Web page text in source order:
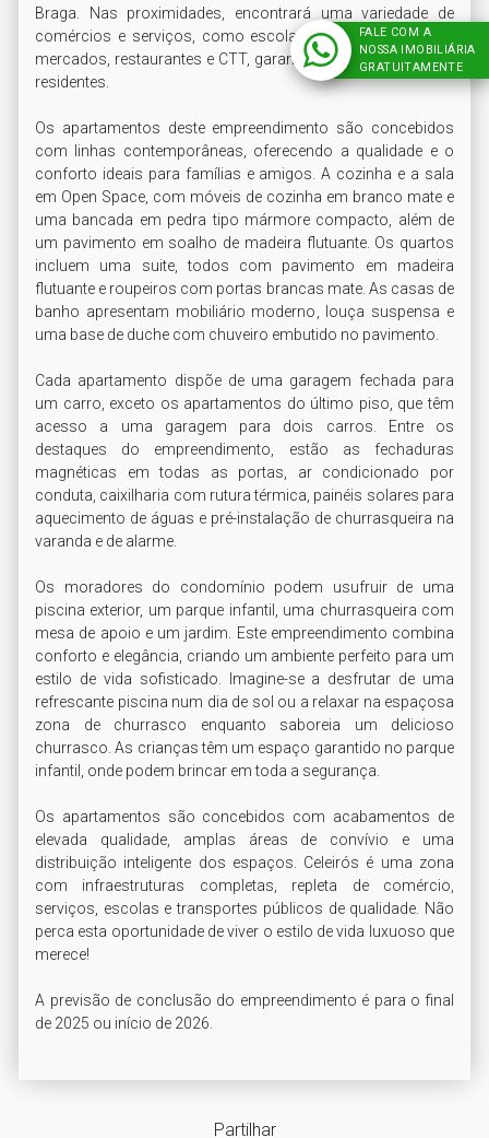
Partilhar
Braga. Nas proximidades, encontrará uma variedade de
comércios e serviços, como escolas, bancos, farmácias,
mercados, restaurantes e CTT, garantindo comodidade aos
residentes.
Os apartamentos deste empreendimento são concebidos
com linhas contemporâneas, oferecendo a qualidade e o
conforto ideais para famílias e amigos. A cozinha e a sala
em Open Space, com móveis de cozinha em branco mate e
uma bancada em pedra tipo mármore compacto, além de
um pavimento em soalho de madeira flutuante. Os quartos
incluem uma suite, todos com pavimento em madeira
flutuante e roupeiros com portas brancas mate. As casas de
banho apresentam mobiliário moderno, louça suspensa e
uma base de duche com chuveiro embutido no pavimento.
Cada apartamento dispõe de uma garagem fechada para
um carro, exceto os apartamentos do último piso, que têm
acesso a uma garagem para dois carros. Entre os
destaques do empreendimento, estão as fechaduras
magnéticas em todas as portas, ar condicionado por
conduta, caixilharia com rutura térmica, painéis solares para
aquecimento de águas e pré-instalação de churrasqueira na
varanda e de alarme.
Os moradores do condomínio podem usufruir de uma
piscina exterior, um parque infantil, uma churrasqueira com
mesa de apoio e um jardim. Este empreendimento combina
conforto e elegância, criando um ambiente perfeito para um
estilo de vida sofisticado. Imagine-se a desfrutar de uma
refrescante piscina num dia de sol ou a relaxar na espaçosa
zona de churrasco enquanto saboreia um delicioso
churrasco. As crianças têm um espaço garantido no parque
infantil, onde podem brincar em toda a segurança.
Os apartamentos são concebidos com acabamentos de
elevada qualidade, amplas áreas de convívio e uma
distribuição inteligente dos espaços. Celeirós é uma zona
com infraestruturas completas, repleta de comércio,
serviços, escolas e transportes públicos de qualidade. Não
perca esta oportunidade de viver o estilo de vida luxuoso que
merece!
A previsão de conclusão do empreendimento é para o final
de 2025 ou início de 2026.
FALE COM A
NOSSA IMOBILIÁRIA
GRATUITAMENTE